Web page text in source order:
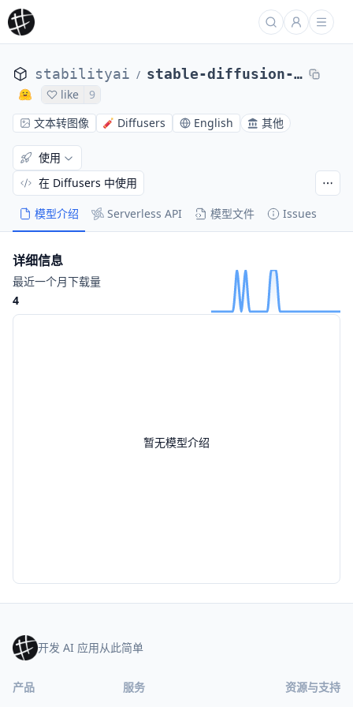
stabilityai / stable-diffusion-3-medium
like
9
文本转图像
Diffusers English 其他
模型介绍 Serverless API 模型文件 Issues
使用
在 Diffusers 中使用
暂无模型介绍
详细信息
最近一个月下载量
4
开发 AI 应用从此简单
产品 服务 资源与支持